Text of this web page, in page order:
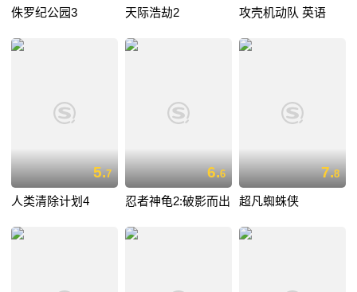
侏罗纪公园3 天际浩劫2 攻壳机动队 英语
5.7
人类清除计划4
6.6
忍者神龟2:破影而出
7.8
超凡蜘蛛侠